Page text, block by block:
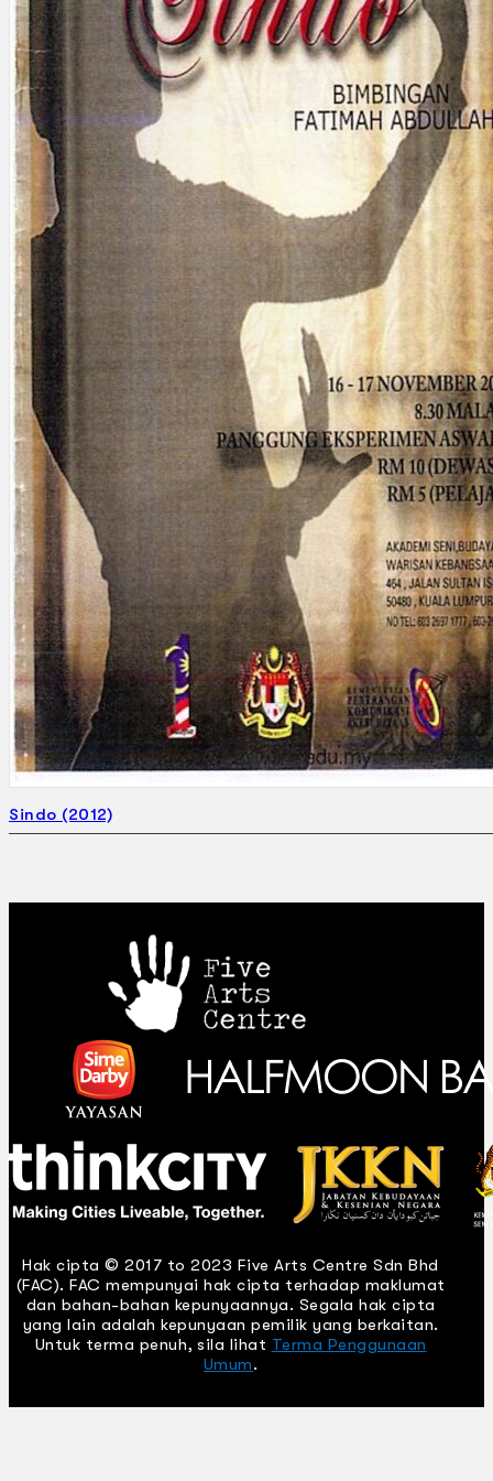
Gelintar
×
Sindo (2012)
Hak cipta © 2017 to 2023 Five Arts Centre Sdn Bhd
(FAC). FAC mempunyai hak cipta terhadap maklumat
dan bahan-bahan kepunyaannya. Segala hak cipta
yang lain adalah kepunyaan pemilik yang berkaitan.
Untuk terma penuh, sila lihat Terma Penggunaan
Umum.